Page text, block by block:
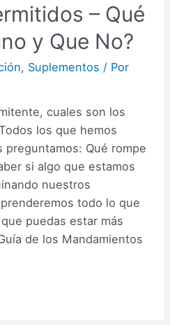
– Qué
y Que No?
, Suplementos / Por
cuales son los
los que hemos
preguntamos: Qué rompe
si algo que estamos
nuestros
todo lo que
puedas estar más
de los Mandamientos